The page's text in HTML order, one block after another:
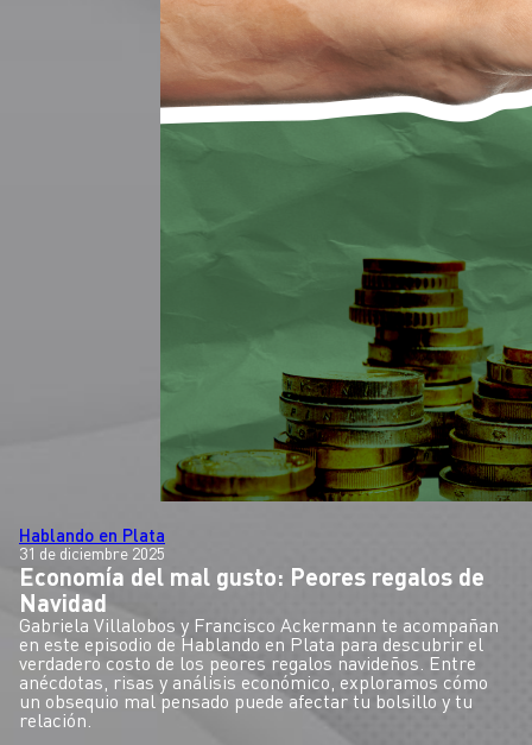
Hablando en Plata
31 de diciembre 2025
Economía del mal gusto: Peores regalos de
Navidad
Gabriela Villalobos y Francisco Ackermann te acompañan
en este episodio de Hablando en Plata para descubrir el
verdadero costo de los peores regalos navideños. Entre
anécdotas, risas y análisis económico, exploramos cómo
un obsequio mal pensado puede afectar tu bolsillo y tu
relación.